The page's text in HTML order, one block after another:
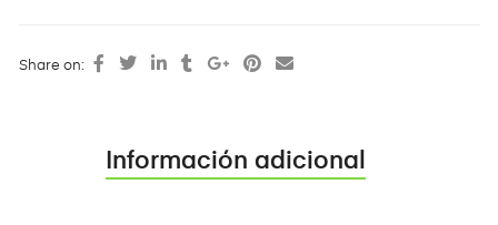
Share on:
Información adicional